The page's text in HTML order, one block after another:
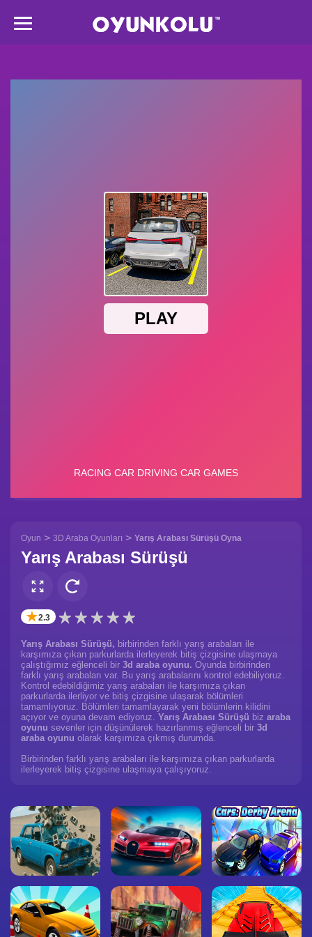
Oyun > 3D Araba Oyunları > Yarış Arabası Sürüşü Oyna
Yarış Arabası Sürüşü
✭2.3
Yarış Arabası Sürüşü, birbirinden farklı yarış arabaları ile
karşımıza çıkan parkurlarda ilerleyerek bitiş çizgisine ulaşmaya
çalıştığımız eğlenceli bir 3d araba oyunu. Oyunda birbirinden
farklı yarış arabaları var. Bu yarış arabalarını kontrol edebiliyoruz.
Kontrol edebildiğimiz yarış arabaları ile karşımıza çıkan
parkurlarda ilerliyor ve bitiş çizgisine ulaşarak bölümleri
tamamlıyoruz. Bölümleri tamamlayarak yeni bölümlerin kilidini
açıyor ve oyuna devam ediyoruz. Yarış Arabası Sürüşü biz araba
oyunu sevenler için düşünülerek hazırlanmış eğlenceli bir 3d
araba oyunu olarak karşımıza çıkmış durumda.
Birbirinden farklı yarış arabaları ile karşımıza çıkan parkurlarda
ilerleyerek bitiş çizgisine ulaşmaya çalışıyoruz.